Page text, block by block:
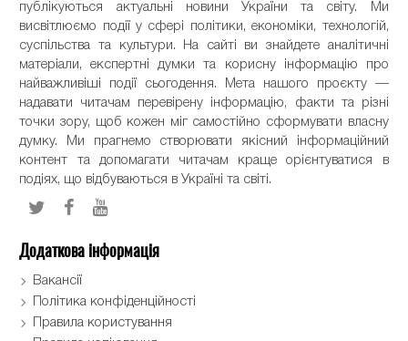
публікуються актуальні новини України та світу. Ми
висвітлюємо події у сфері політики, економіки, технологій,
суспільства та культури. На сайті ви знайдете аналітичні
матеріали, експертні думки та корисну інформацію про
найважливіші події сьогодення. Мета нашого проєкту —
надавати читачам перевірену інформацію, факти та різні
точки зору, щоб кожен міг самостійно сформувати власну
думку. Ми прагнемо створювати якісний інформаційний
контент та допомагати читачам краще орієнтуватися в
подіях, що відбуваються в Україні та світі.
Додаткова інформація
Вакансії
Політика конфіденційності
Правила користування